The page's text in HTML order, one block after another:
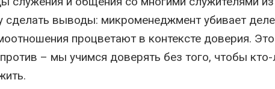
сделать выводы: микроменеджмент убивает
процветают в контексте доверия.
– мы учимся доверять без того, чтобы